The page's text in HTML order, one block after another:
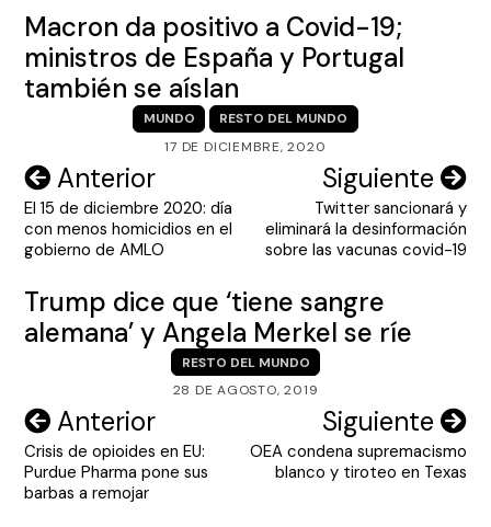
Macron da positivo a Covid-19;
ministros de España y Portugal
también se aíslan
MUNDO
RESTO DEL MUNDO
17 DE DICIEMBRE, 2020
Navegación
de
entradas
Anterior
El 15 de diciembre 2020: día
con menos homicidios en el
gobierno de AMLO
Siguiente
Twitter sancionará y
eliminará la desinformación
sobre las vacunas covid-19
Trump dice que ‘tiene sangre
alemana’ y Angela Merkel se ríe
RESTO DEL MUNDO
28 DE AGOSTO, 2019
Navegación
de
entradas
Anterior
Crisis de opioides en EU:
Purdue Pharma pone sus
barbas a remojar
Siguiente
OEA condena supremacismo
blanco y tiroteo en Texas